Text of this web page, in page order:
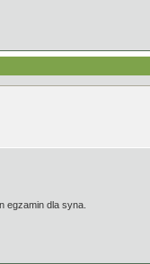
egzamin dla syna.